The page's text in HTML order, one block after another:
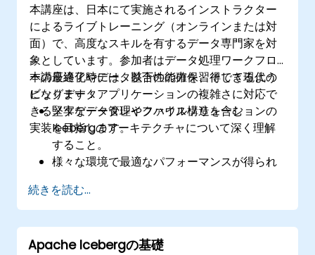
本講座は、日本にて実施されるインストラクター
によるライブトレーニング（オンラインまたは対
面）で、高度なスキルを有するデータ専門家を対
象としています。参加者はデータ処理ワークフロ
ーの最適化やデータ整合性の確保、そして現代の
ビッグデータアプリケーションの複雑さに対応で
きる堅牢なデータレイクハウスソリューションの
実装を目指します。
本講座終了時には、以下の能力を習得できるよう
になります：
メタデータ管理やファイル構造を含む
Icebergのアーキテクチャについて深く理解
すること。
様々な環境で最適なパフォーマンスが得られ
エンジンと統合すること。
大規模なIcebergテーブルの管理や複雑なス
キーマ変更、パーティション構成の進化に対
応すること。
続きを読む...
Apache Icebergの基礎